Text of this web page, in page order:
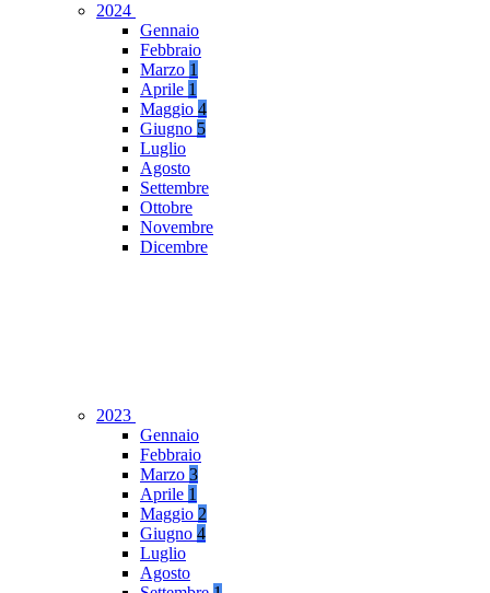
2024
Gennaio
Febbraio
Marzo 1
Aprile 1
Maggio 4
Giugno 5
Luglio
Agosto
Settembre
Ottobre
Novembre
Dicembre
2023
Gennaio
Febbraio
Marzo 3
Aprile 1
Maggio 2
Giugno 4
Luglio
Agosto